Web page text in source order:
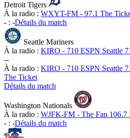
Detroit Tigers
À la radio : WXYT-FM - 97.1 The
- : -Détails du match
Seattle Mariners
À la radio : KIRO - 710 ESPN Seattle
--
À la radio : KIRO - 710 ESPN Seattle
The Ticket
Détails du match
Washington Nationals
À la radio : WJFK-FM - The Fan 106.7
- : -Détails du match